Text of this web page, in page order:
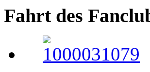
Fahrt des